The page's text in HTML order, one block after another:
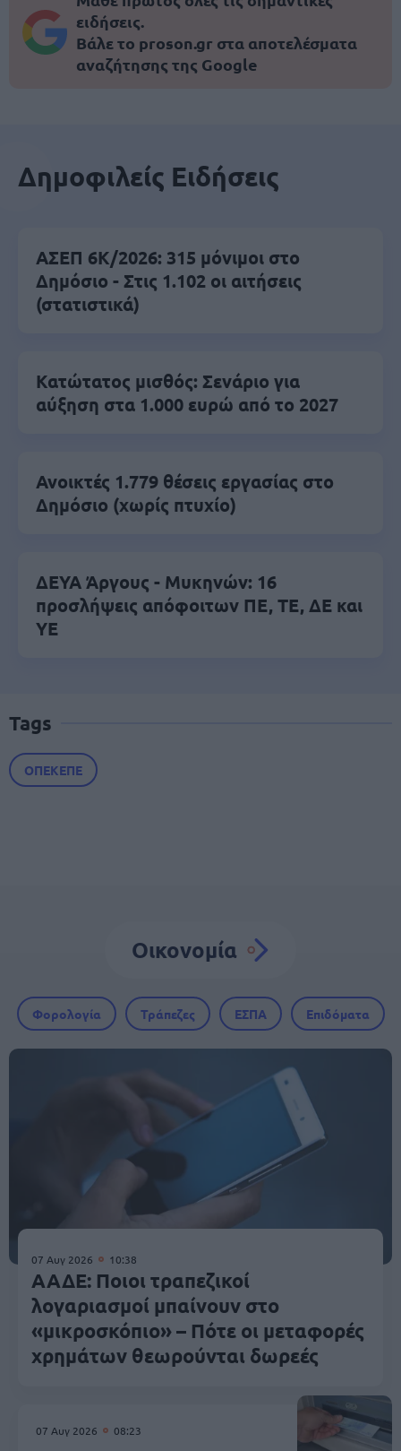
ειδήσεις.
Βάλε το proson.gr στα αποτελέσματα
αναζήτησης της Google
Δημοφιλείς Ειδήσεις
ΑΣΕΠ 6Κ/2026: 315 μόνιμοι στο
Δημόσιο - Στις 1.102 οι αιτήσεις
(στατιστικά)
Κατώτατος μισθός: Σενάριο για
αύξηση στα 1.000 ευρώ από το 2027
Ανοικτές 1.779 θέσεις εργασίας στο
Δημόσιο (χωρίς πτυχίο)
ΔΕΥΑ Άργους - Μυκηνών: 16
προσλήψεις απόφοιτων ΠΕ, ΤΕ, ΔΕ και
ΥΕ
Tags
ΟΠΕΚΕΠΕ
Οικονομία
Φορολογία Τράπεζες ΕΣΠΑ Επιδόματα
07 Αυγ 2026 10:38
ΑΑΔΕ: Ποιοι τραπεζικοί
λογαριασμοί μπαίνουν στο
«μικροσκόπιο» – Πότε οι μεταφορές
χρημάτων θεωρούνται δωρεές
07 Αυγ 2026 08:23